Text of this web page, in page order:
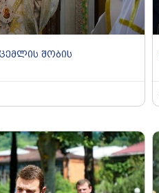
შობის